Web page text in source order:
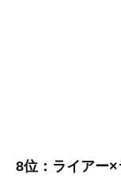
8位：ライアー